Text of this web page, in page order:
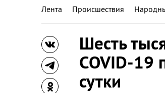
Лента Происшествия
Шесть
COVID-19
сутки